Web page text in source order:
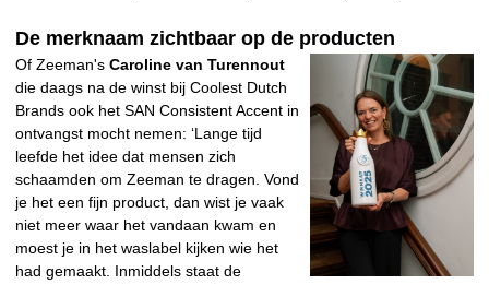
De merknaam zichtbaar op de producten
Of Zeeman's Caroline van Turennout
die daags na de winst bij Coolest Dutch
Brands ook het SAN Consistent Accent in
ontvangst mocht nemen: ‘Lange tijd
leefde het idee dat mensen zich
schaamden om Zeeman te dragen. Vond
je het een fijn product, dan wist je vaak
niet meer waar het vandaan kwam en
moest je in het waslabel kijken wie het
had gemaakt. Inmiddels staat de